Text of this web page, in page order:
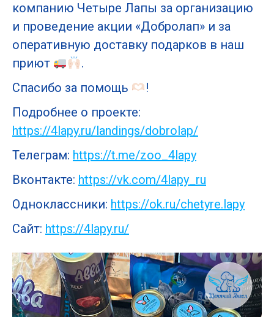
компанию Четыре Лапы за организацию
и проведение акции «Добролап» и за
оперативную доставку подарков в наш
приют
.
Спасибо за помощь
!
Подробнее о проекте:
https://4lapy.ru/landings/dobrolap/
Телеграм: https://t.me/zoo_4lapy
Вконтакте: https://vk.com/4lapy_ru
Одноклассники: https://ok.ru/chetyre.lapy
Сайт: https://4lapy.ru/